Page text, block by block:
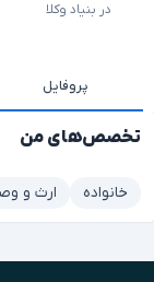
در بنیاد وکلا
پروفایل
تخصص‌های من
خانواده ارث و